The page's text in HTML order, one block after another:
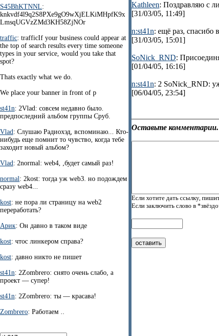
S45BhKTNNL:
knkvdf4l9q2S8PXe9gO9wXjELKiMHpfK9x
LmsqUGVzZMd3KH58ZjNOr
traffic: trafficIf your business could appear at
the top of search results every time someone
types in your service, would you take that
spot?
Thats exactly what we do.
We place your banner in front of p
st41n: 2Vlad: совсем недавно было.
предпоследний альбом группы Сруб.
Vlad: Слушаю Радиохэд, вспоминаю... Кто-
нибудь еще помнит то чувство, когда тебе
заходит новый альбом?
Vlad: 2normal: web4, ,будет самый раз!
normal: 2kost: тогда уж web3. но подождем
сразу web4...
kost: не пора ли страницу на web2
переработать?
Арик: Он давно в таком виде
kost: чтос линкером справа?
kost: давно никто не пишет
st41n: 2Zombrero: снято очень слабо, а
проект — супер!
st41n: 2Zombrero: ты — красава!
Zombrero: Работаем ..
Kathleen: Поздравляю с
[31/03/05, 11:49]
n:st41n: ещё раз, спасибо
[31/03/05, 15:01]
SoNick_RND:
[01/04/05, 16:16]
n:st41n: 2 SoNick_RND:
[06/04/05, 23:54]
Оставьте
Если хотите дать ссылку,
Если заключить слово в